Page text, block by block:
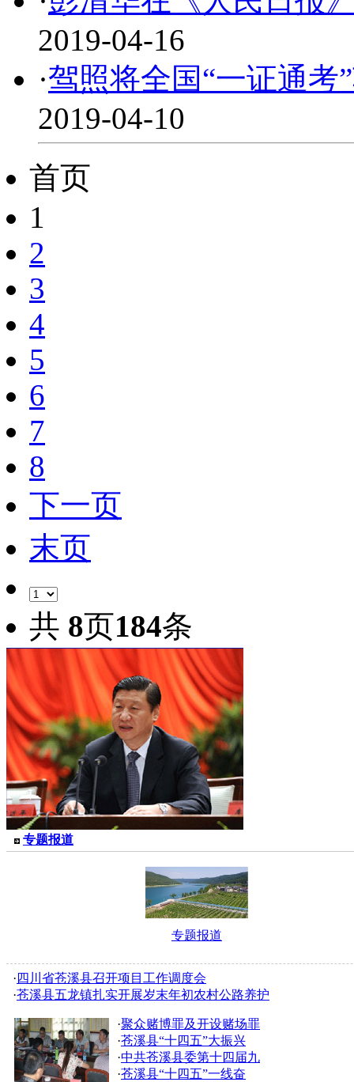
2019-04-16
·驾照将全国“一证通考
2019-04-10
首页
1
2
3
4
5
6
7
8
下一页
末页
共 8页184条
专题报道
专题报道
· 四川省苍溪县召开项目工作调度会
·苍溪县五龙镇扎实开展岁末年初农村公路养护
·聚众赌博罪及开设赌场罪
·苍溪县“十四五”大振兴
·中共苍溪县委第十四届九
·苍溪县“十四五”一线奋